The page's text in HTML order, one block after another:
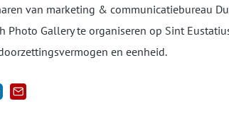
van marketing & communicatiebureau
Photo Gallery te organiseren op Sint
en eenheid.